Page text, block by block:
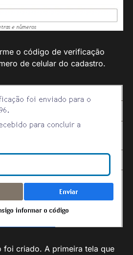
o código de verificação
de celular do cadastro.
foi criado. A primeira tela que